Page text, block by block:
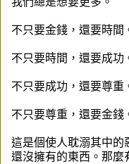
不只要金錢，還要時間
不只要時間，還要成功
不只要成功，還要尊重
不只要尊重，還要金錢
這是個使人耽溺其中的
還沒擁有的東西。那麼